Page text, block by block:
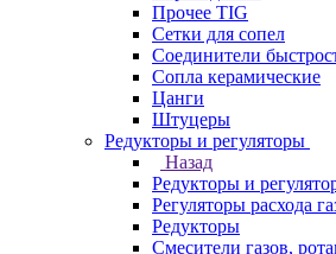
Прочее TIG
Сетки для сопел
Соединители
Сопла керамические
Цанги
Штуцеры
Редукторы и регуляторы
Назад
Редукторы и
Регуляторы расхода
Редукторы
Смесители газов,